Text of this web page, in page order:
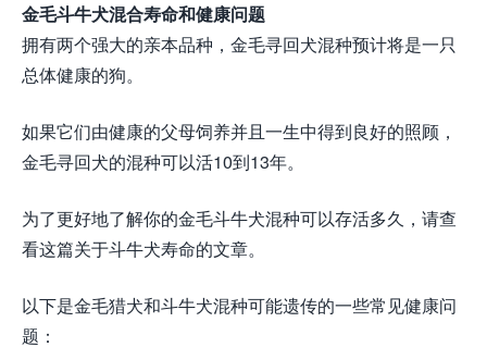
金毛斗牛犬混合寿命和健康问题
拥有两个强大的亲本品种，金毛寻回犬混种预计将是一只
总体健康的狗。
如果它们由健康的父母饲养并且一生中得到良好的照顾，
金毛寻回犬的混种可以活10到13年。
为了更好地了解你的金毛斗牛犬混种可以存活多久，请查
看这篇关于斗牛犬寿命的文章。
以下是金毛猎犬和斗牛犬混种可能遗传的一些常见健康问
题：